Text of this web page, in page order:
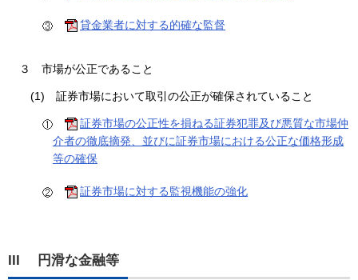
貸金業者に対する的確な監督
３ 市場が公正であること
(1) 証券市場において取引の公正が確保されていること
証券市場の公正性を損ねる証券犯罪及び悪質な市場仲
介者の徹底摘発、並びに証券市場における公正な価格形成
等の確保
証券市場に対する監視機能の強化
III 円滑な金融等